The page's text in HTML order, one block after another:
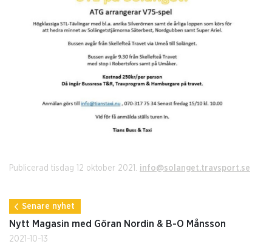
Publicerad tisdag 12 oktober 2021. info@solanget.travsport.se
Senare nyhet
Nytt Magasin med Göran Nordin & B-O Månsson
2021-10-13